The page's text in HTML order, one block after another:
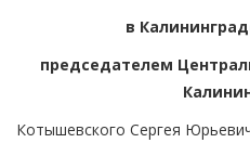
в
председателем
Котышевского Сергея